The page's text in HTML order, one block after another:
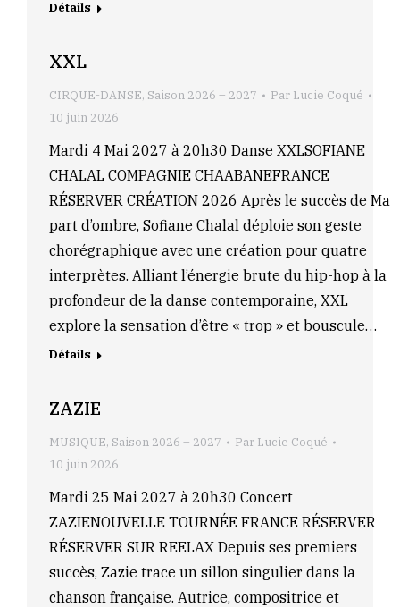
Détails
XXL
CIRQUE-DANSE, Saison 2026 – 2027 Par Lucie Coqué
10 juin 2026
Mardi 4 Mai 2027 à 20h30 Danse XXLSOFIANE
CHALAL COMPAGNIE CHAABANEFRANCE
RÉSERVER CRÉATION 2026 Après le succès de Ma
part d’ombre, Sofiane Chalal déploie son geste
chorégraphique avec une création pour quatre
interprètes. Alliant l’énergie brute du hip-hop à la
profondeur de la danse contemporaine, XXL
explore la sensation d’être « trop » et bouscule…
Détails
ZAZIE
MUSIQUE, Saison 2026 – 2027 Par Lucie Coqué
10 juin 2026
Mardi 25 Mai 2027 à 20h30 Concert
ZAZIENOUVELLE TOURNÉE FRANCE RÉSERVER
RÉSERVER SUR REELAX Depuis ses premiers
succès, Zazie trace un sillon singulier dans la
chanson française. Autrice, compositrice et